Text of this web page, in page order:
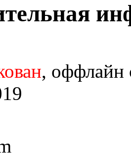
, оффлайн